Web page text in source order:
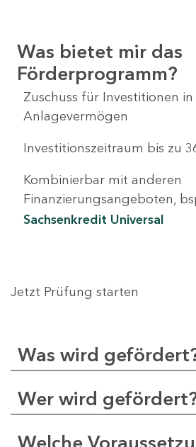
Was bietet mir das
Förderprogramm?
Zuschuss für Investitionen in
Anlagevermögen
Investitionszeitraum bis zu
Kombinierbar mit anderen
Finanzierungsangeboten,
Sachsenkredit Universal
Jetzt Prüfung starten
Was wird
Wer wird
Welche